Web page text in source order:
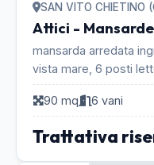
SAN VITO CHIETINO
Attici -
mansarda arredata ingresso indipendente terrazza
vista mare, 6 posti
singola parcheggio
90 mq
6 vani
Trattativa